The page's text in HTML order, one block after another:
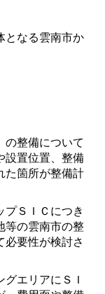
となる雲南市か
整備について
設置位置、整備
た箇所が整備計
ＳＩＣにつき
等の雲南市の整
要性が検討さ
エリアにＳＩ